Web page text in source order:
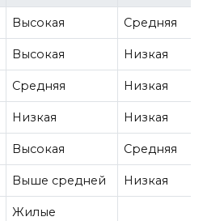
Высокая Средняя
Высокая Низкая
Средняя Низкая
Низкая Низкая
Высокая Средняя
Выше средней Низкая
Жилые